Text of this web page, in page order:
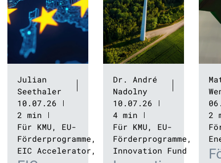
Julian
Seethaler
10.07.26
2 min
Für KMU, EU-
Förderprogramme,
EIC Accelerator,
Dr. André
Nadolny
10.07.26
4 min
Für KMU, EU-
Förderprogramme,
Innovation Fund
2